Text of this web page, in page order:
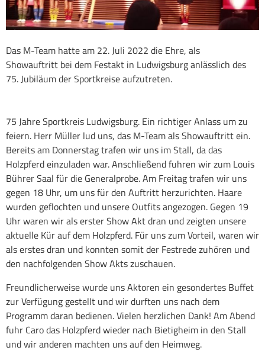
Das M-Team hatte am 22. Juli 2022 die Ehre, als
Showauftritt bei dem Festakt in Ludwigsburg anlässlich des
75. Jubiläum der Sportkreise aufzutreten.
75 Jahre Sportkreis Ludwigsburg. Ein richtiger Anlass um zu
feiern. Herr Müller lud uns, das M-Team als Showauftritt ein.
Bereits am Donnerstag trafen wir uns im Stall, da das
Holzpferd einzuladen war. Anschließend fuhren wir zum Louis
Bührer Saal für die Generalprobe. Am Freitag trafen wir uns
gegen 18 Uhr, um uns für den Auftritt herzurichten. Haare
wurden geflochten und unsere Outfits angezogen. Gegen 19
Uhr waren wir als erster Show Akt dran und zeigten unsere
aktuelle Kür auf dem Holzpferd. Für uns zum Vorteil, waren wir
als erstes dran und konnten somit der Festrede zuhören und
den nachfolgenden Show Akts zuschauen.
Freundlicherweise wurde uns Aktoren ein gesondertes Buffet
zur Verfügung gestellt und wir durften uns nach dem
Programm daran bedienen. Vielen herzlichen Dank! Am Abend
fuhr Caro das Holzpferd wieder nach Bietigheim in den Stall
und wir anderen machten uns auf den Heimweg.